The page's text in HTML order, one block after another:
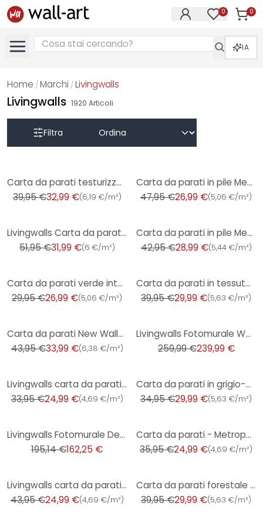
0 0
IA
Home / Marchi /Livingwalls
Livingwalls 1920 Articoli
Filtra
Carta da parati testurizzata con effetto lino Beige Cream - Campione di prodotto
39,95 €32,99 €(6,19 €/m²)
Carta da parati in pile Metropolitan Stories di A.S. Creation
47,95 €26,99 €(5,06 €/m²)
Livingwalls Carta da parati - Paradise Garden
51,95 €31,99 €(6 €/m²)
Carta da parati in pile Metropolitan Stories di A.S. Creation
42,95 €28,99 €(5,44 €/m²)
Carta da parati verde intenso con texture leggera - carta da parati in tessuto non tessuto per soggi
29,95 €26,99 €(5,06 €/m²)
Carta da parati in tessuto non tessuto con foglie in stile retrò nero colorato - Carta da parati flo
39,95 €29,99 €(5,63 €/m²)
Carta da parati New Walls - Urban Grace geometrie nero
43,95 €33,99 €(6,38 €/m²)
Livingwalls Fotomurale Walls by Patel funky birds 3
259,99 €239,99 €
Livingwalls carta da parati - Metropolitan Stories Mio Tokio
33,95 €24,99 €(4,69 €/m²)
Carta da parati in grigio-blu effetto usato con accenti dorati per un'atmosfera elegante
34,95 €29,99 €(5,63 €/m²)
Livingwalls Fotomurale Designwalls - Old Wall
195,14 €162,25 €
Carta da parati - Metropolitan Stories Mio Tokio
35,95 €24,99 €(4,69 €/m²)
Livingwalls carta da parati - Metropolitan Stories Alena S.Pietroburgo
43,95 €24,99 €(4,69 €/m²)
Carta da parati forestale in marrone-rame - carta da parati in tessuto non tessuto con motivi natura
39,95 €29,99 €(5,63 €/m²)